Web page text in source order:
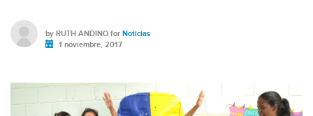
by RUTH ANDINO for Noticias
1 noviembre, 2017